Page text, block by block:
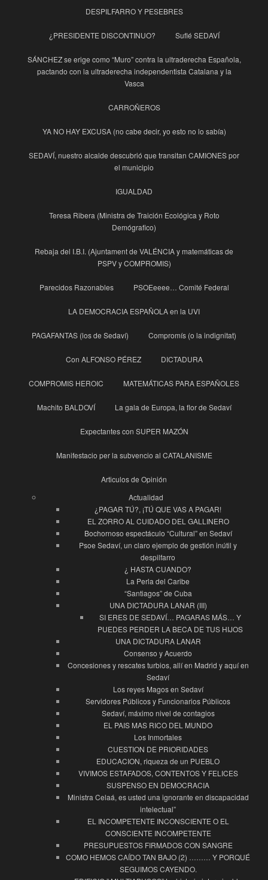
DESPILFARRO Y PESEBRES
¿PRESIDENTE DISCONTINUO? Suflé SEDAVÍ
SÁNCHEZ se erige como “Muro” contra la ultraderecha Española,
pactando con la ultraderecha independentista Catalana y la
Vasca
CARROÑEROS
YA NO HAY EXCUSA (no cabe decir, yo esto no lo sabía)
SEDAVÍ, nuestro alcalde descubrió que transitan CAMIONES por
el municipio
IGUALDAD
Teresa Ribera (Ministra de Traición Ecológica y Roto
Demógrafico)
Rebaja del I.B.I. (Ajuntament de VALÉNCIA y matemáticas de
PSPV y COMPROMIS)
Parecidos Razonables PSOEeeee… Comité Federal
LA DEMOCRACIA ESPAÑOLA en la UVI
PAGAFANTAS (los de Sedaví) Compromís (o la indignitat)
Con ALFONSO PÉREZ DICTADURA
COMPROMIS HEROIC MATEMÁTICAS PARA ESPAÑOLES
Machito BALDOVÍ La gala de Europa, la flor de Sedaví
Expectantes con SUPER MAZÓN
Manifestacio per la subvencio al CATALANISME
Articulos de Opinión
Actualidad
¿PAGAR TÚ?, ¡TÚ QUE VAS A PAGAR!
EL ZORRO AL CUIDADO DEL GALLINERO
Bochornoso espectáculo “Cultural” en Sedaví
Psoe Sedaví, un claro ejemplo de gestión inútil y
despilfarro
¿ HASTA CUANDO?
La Perla del Caribe
“Santiagos” de Cuba
UNA DICTADURA LANAR (III)
SI ERES DE SEDAVÍ… PAGARAS MÁS… Y
PUEDES PERDER LA BECA DE TUS HIJOS
UNA DICTADURA LANAR
Consenso y Acuerdo
Concesiones y rescates turbios, allí en Madrid y aquí en
Sedaví
Los reyes Magos en Sedaví
Servidores Públicos y Funcionarios Públicos
Sedaví, máximo nivel de contagios
EL PAIS MAS RICO DEL MUNDO
Los Inmortales
CUESTION DE PRIORIDADES
EDUCACION, riqueza de un PUEBLO
VIVIMOS ESTAFADOS, CONTENTOS Y FELICES
SUSPENSO EN DEMOCRACIA
Ministra Celaá, es usted una ignorante en discapacidad
intelectual”
EL INCOMPETENTE INCONSCIENTE O EL
CONSCIENTE INCOMPETENTE
PRESUPUESTOS FIRMADOS CON SANGRE
COMO HEMOS CAÍDO TAN BAJO (2) ……… Y PORQUÉ
SEGUIMOS CAYENDO.